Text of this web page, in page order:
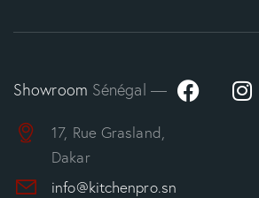
Showroom Sénégal —
17, Rue Grasland,
Dakar
info@kitchenpro.sn